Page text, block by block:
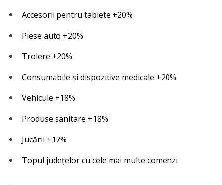
Accesorii pentru tablete +20%
Piese auto +20%
Trolere +20%
Consumabile și dispozitive medicale +20%
Vehicule +18%
Produse sanitare +18%
Jucării +17%
Topul județelor cu cele mai multe comenzi